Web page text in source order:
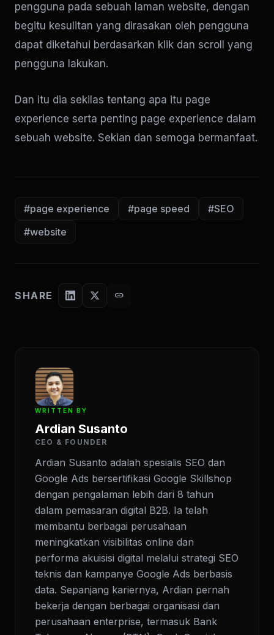
pengguna pada sebuah laman website, dengan
begitu kesulitan yang dirasakan oleh pengguna
dapat diketahui berdasarkan klik dan scroll yang
pengguna lakukan.
Dan itu dia sekilas tentang apa itu page
experience serta penting page experience dalam
sebuah website. Sekian dan semoga bermanfaat.
#page experience #page speed
#SEO
#website
SHARE link
WRITTEN BY
Ardian Susanto
CEO & FOUNDER
Ardian Susanto adalah spesialis SEO dan
Google Ads bersertifikasi Google Skillshop
dengan pengalaman lebih dari 8 tahun
dalam pemasaran digital B2B. Ia telah
membantu berbagai perusahaan
meningkatkan visibilitas online dan
performa akuisisi digital melalui strategi SEO
teknis dan kampanye Google Ads berbasis
data. Sepanjang kariernya, Ardian pernah
bekerja dengan berbagai organisasi dan
perusahaan enterprise, termasuk Bank